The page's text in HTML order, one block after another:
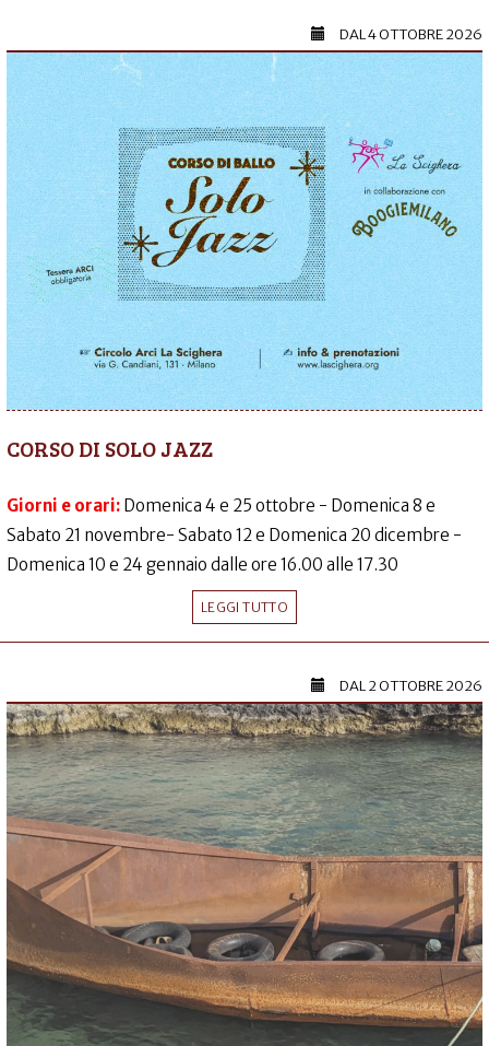
DAL4 OTTOBRE 2026
CORSO DI SOLO JAZZ
Giorni e orari: Domenica 4 e 25 ottobre - Domenica 8 e
Sabato 21 novembre- Sabato 12 e Domenica 20 dicembre -
Domenica 10 e 24 gennaio dalle ore 16.00 alle 17.30
LEGGI TUTTO
DAL2 OTTOBRE 2026